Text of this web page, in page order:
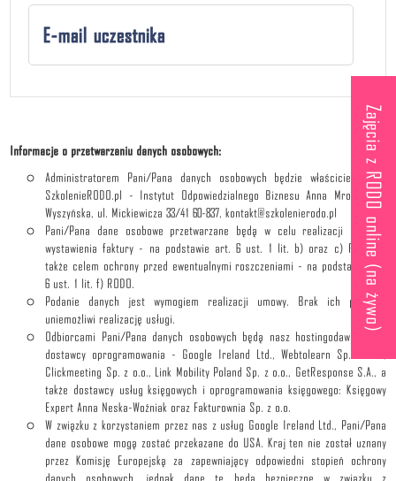
Informacje o przetwarzaniu danych osobowych:
Administratorem Pani/Pana danych osobowych będzie właściciel marki
SzkolenieRODO.pl - Instytut Odpowiedzialnego Biznesu Anna Mrozowska-
Wyszyńska, ul. Mickiewicza 33/41 60-837, kontakt@szkolenierodo.pl
Pani/Pana dane osobowe przetwarzane będą w celu realizacji usługi i
wystawienia faktury - na podstawie art. 6 ust. 1 lit. b) oraz c) RODO, a
także celem ochrony przed ewentualnymi roszczeniami - na podstawie art.
6 ust. 1 lit. f) RODO.
Podanie danych jest wymogiem realizacji umowy. Brak ich podania,
uniemożliwi realizację usługi.
Odbiorcami Pani/Pana danych osobowych będą nasz hostingodawca oraz
dostawcy oprogramowania - Google Ireland Ltd., Webtolearn Sp. z o.o.,
Clickmeeting Sp. z o.o., Link Mobility Poland Sp. z o.o., GetResponse S.A., a
także dostawcy usług księgowych i oprogramowania księgowego: Księgowy
Expert Anna Neska-Woźniak oraz Fakturownia Sp. z o.o.
W związku z korzystaniem przez nas z usług Google Ireland Ltd., Pani/Pana
dane osobowe mogą zostać przekazane do USA. Kraj ten nie został uznany
przez Komisję Europejską za zapewniający odpowiedni stopień ochrony
Zajęcia z RODO online (na żywo)